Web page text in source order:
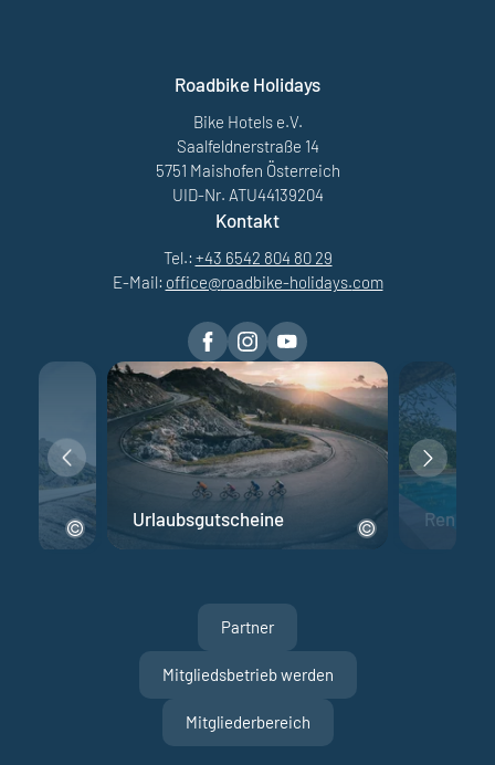
Roadbike Holidays
Bike Hotels e.V.
Saalfeldnerstraße 14
5751 Maishofen Österreich
UID-Nr. ATU44139204
Kontakt
Tel.: +43 6542 804 80 29
E-Mail: office@roadbike-holidays.com
Urlaubsgutscheine
Partner
Mitgliedsbetrieb werden
Mitgliederbereich